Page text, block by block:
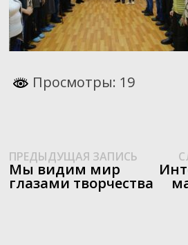
Просмотры: 19
Навигация
по
ПРЕДЫДУЩАЯ ЗАПИСЬ
запись:
Мы видим мир
глазами творчества